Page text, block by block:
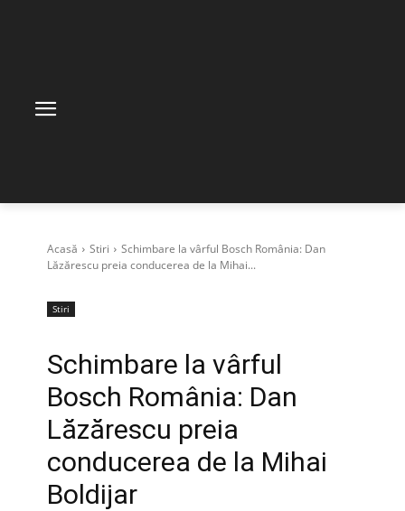
Acasă Stiri
Schimbare la vârful Bosch România: Dan
Lăzărescu preia conducerea de la Mihai...
Stiri
Schimbare la vârful
Bosch România: Dan
Lăzărescu preia
conducerea de la Mihai
Boldijar